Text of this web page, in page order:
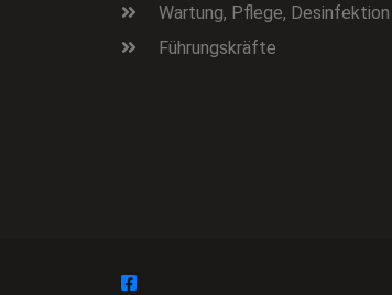
Wartung, Pflege, Desinfektion
Führungskräfte